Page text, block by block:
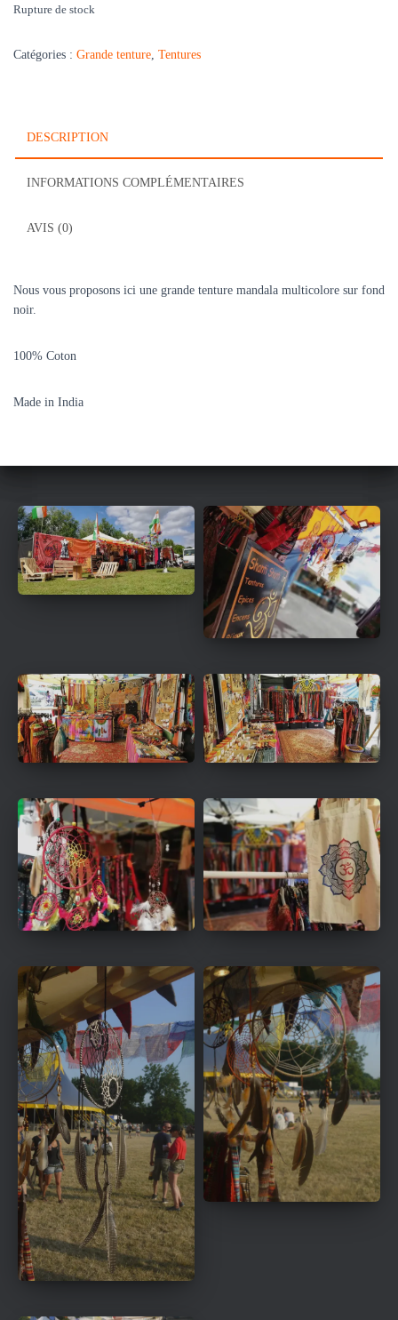
Rupture de stock
Catégories : Grande tenture, Tentures
DESCRIPTION
INFORMATIONS COMPLÉMENTAIRES
AVIS (0)
Nous vous proposons ici une grande tenture mandala multicolore sur fond
noir.
100% Coton
Made in India